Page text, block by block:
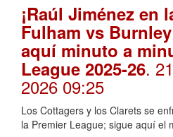
¡Raúl Jiménez en
Fulham vs
aquí minuto a
League 2025-26.
2026 09:25
Los Cottagers y los Clarets se
la Premier League; sigue aquí el